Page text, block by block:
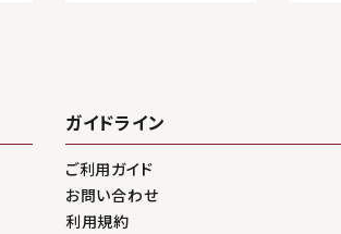
ガイドライン
ご利用ガイド
お問い合わせ
利用規約